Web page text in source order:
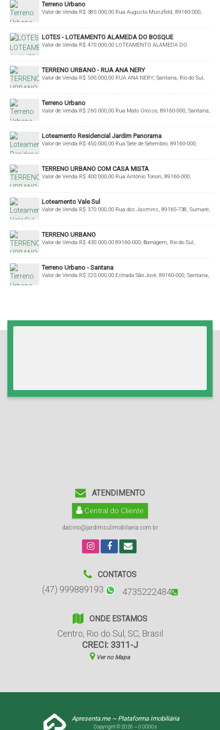
Terreno Urbano
R$ 380.000,00
Valor de Venda
Rua Augusto Munzfeld, 89160-000,
LOTES - LOTEAMENTO ALAMEDA DO BOSQUE
R$ 470.000,00
Valor de Venda
LOTEAMENTO ALAMEDA DO
TERRENO URBANO - RUA ANA NERY
R$ 500.000,00
Valor de Venda
RUA ANA NERY, Santana, Rio do Sul,
Terreno Urbano
R$ 260.000,00
Valor de Venda
Rua Mato Grosso, 89160-000, Santana,
Loteamento Residencial Jardim Panorama
R$ 450.000,00
Valor de Venda
Rua Sete de Setembro, 89160-000,
TERRENO URBANO COM CASA MISTA
R$ 400.000,00
Valor de Venda
Rua Antônio Tonon, 89160-000,
Loteamento Vale Sul
R$ 370.000,00
Valor de Venda
Rua dos Jasmins, 89165-738, Sumaré,
TERRENO URBANO
R$ 430.000,00
Valor de Venda
89160-000, Barragem, Rio do Sul,
Terreno Urbano - Santana
R$ 220.000,00
Valor de Venda
Estrada São José, 89160-000, Santana,
ATENDIMENTO
Central do Cliente
dalcirio@jardimsulimobiliaria.com.br
CONTATOS
(47) 999889193 4735222484
ONDE ESTAMOS
Centro, Rio do Sul , SC, Brasil
CRECI: 3311-J
Ver no Mapa
Apresenta.me ~ Plataforma Imobiliária
Copyright © 2026 ~ 0.0000s